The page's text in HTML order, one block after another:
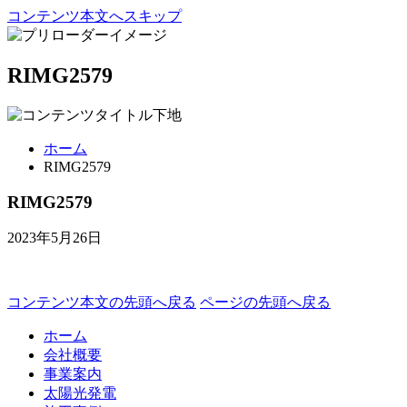
コンテンツ本文へスキップ
RIMG2579
ホーム
RIMG2579
RIMG2579
2023年5月26日
コンテンツ本文の先頭へ戻る ページの先頭へ戻る
ホーム
会社概要
事業案内
太陽光発電